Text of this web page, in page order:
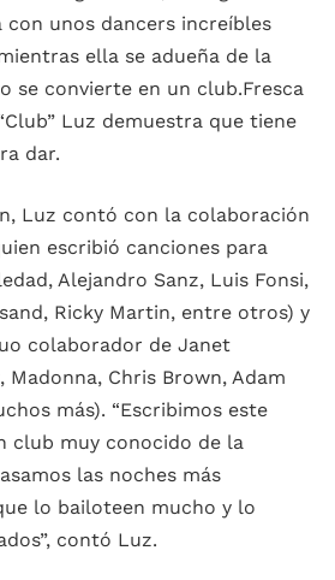
con unos dancers increíbles
ella se adueña de la
se convierte en un club.Fresca
Luz demuestra que tiene
dar.
Luz contó con la colaboración
escribió canciones para
Alejandro Sanz, Luis Fonsi,
Ricky Martin, entre otros) y
colaborador de Janet
Madonna, Chris Brown, Adam
más). “Escribimos este
club muy conocido de la
las noches más
lo bailoteen mucho y lo
contó Luz.